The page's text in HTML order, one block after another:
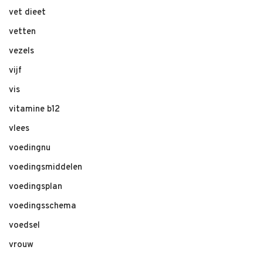
vet dieet
vetten
vezels
vijf
vis
vitamine b12
vlees
voedingnu
voedingsmiddelen
voedingsplan
voedingsschema
voedsel
vrouw